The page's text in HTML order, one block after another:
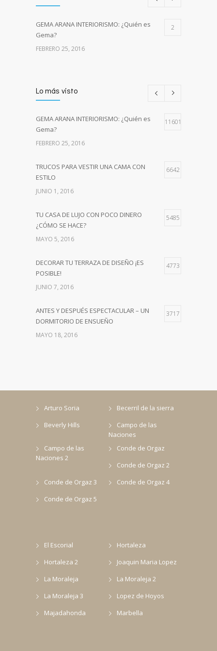
GEMA ARANA INTERIORISMO: ¿Quién es
Gema?
2
FEBRERO 25, 2016
Lo más visto
GEMA ARANA INTERIORISMO: ¿Quién es
Gema?
11601
FEBRERO 25, 2016
TRUCOS PARA VESTIR UNA CAMA CON
ESTILO
6642
JUNIO 1, 2016
TU CASA DE LUJO CON POCO DINERO
¿CÓMO SE HACE?
5485
MAYO 5, 2016
DECORAR TU TERRAZA DE DISEÑO ¡ES
POSIBLE!
4773
JUNIO 7, 2016
ANTES Y DESPUÉS ESPECTACULAR – UN
DORMITORIO DE ENSUEÑO
3717
MAYO 18, 2016
Arturo Soria
Becerril de la sierra
Beverly Hills
Campo de las
Naciones
Campo de las
Naciones 2
Conde de Orgaz
Conde de Orgaz 2
Conde de Orgaz 3
Conde de Orgaz 4
Conde de Orgaz 5
El Escorial
Hortaleza
Hortaleza 2
Joaquin Maria Lopez
La Moraleja
La Moraleja 2
La Moraleja 3
Lopez de Hoyos
Majadahonda
Marbella